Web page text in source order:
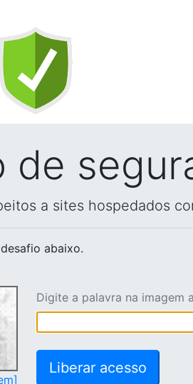
de
a sites hospedados
abaixo.
Digite a palavra na imagem